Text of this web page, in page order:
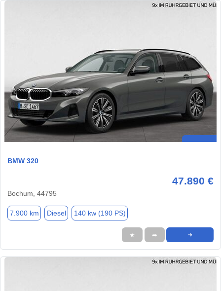
BMW 320
47.890 €
Bochum, 44795
7.900 km Diesel 140 kw (190 PS)
★ ➦ ➜